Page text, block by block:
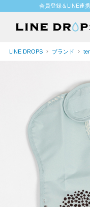
会員登録＆LINE連
LINE DROPS ブランド